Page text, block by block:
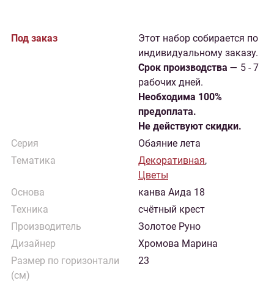
Под заказ
Этот набор собирается по
индивидуальному заказу.
Cрок производства — 5 - 7
рабочих дней.
Необходима 100%
предоплата.
Не действуют скидки.
Серия
Обаяние лета
Тематика
Декоративная,
Цветы
Основа
канва Аида 18
Техника
счётный крест
Производитель
Золотое Руно
Дизайнер
Хромова Марина
Размер по горизонтали
(см)
23